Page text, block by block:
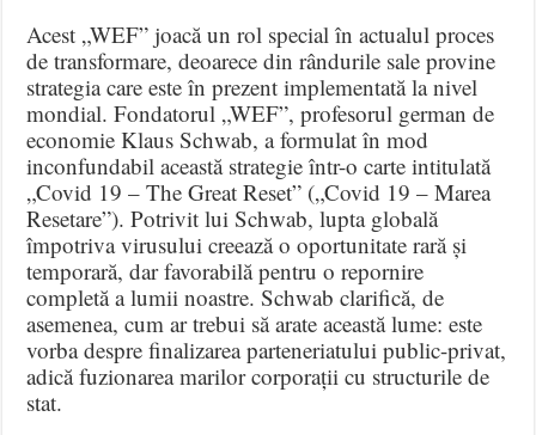
Acest „WEF” joacă un rol special în actualul proces
de transformare, deoarece din rândurile sale provine
strategia care este în prezent implementată la nivel
mondial. Fondatorul „WEF”, profesorul german de
economie Klaus Schwab, a formulat în mod
inconfundabil această strategie într-o carte intitulată
„Covid 19 – The Great Reset” („Covid 19 – Marea
Resetare”). Potrivit lui Schwab, lupta globală
împotriva virusului creează o oportunitate rară și
temporară, dar favorabilă pentru o repornire
completă a lumii noastre. Schwab clarifică, de
asemenea, cum ar trebui să arate această lume: este
vorba despre finalizarea parteneriatului public-privat,
adică fuzionarea marilor corporații cu structurile de
stat.